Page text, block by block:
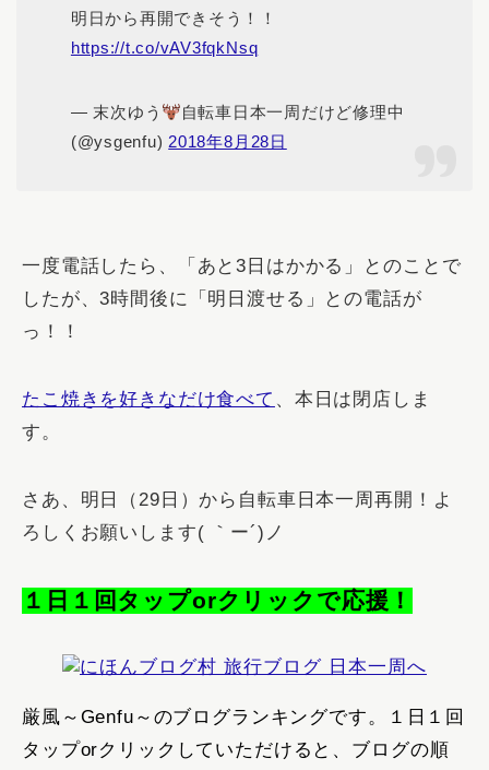
明日から再開できそう！！
https://t.co/vAV3fqkNsq
— 末次ゆう
自転車日本一周だけど修理中
(@ysgenfu) 2018年8月28日
一度電話したら、「あと3日はかかる」とのことで
したが、3時間後に「明日渡せる」との電話が
っ！！
たこ焼きを好きなだけ食べて 、本日は閉店しま
す。
さあ、明日（29日）から自転車日本一周再開！よ
ろしくお願いします( ｀ー´)ノ
１日１回タップorクリックで応援！
厳風～Genfu～のブログランキングです。１日１回
タップorクリックしていただけると、ブログの順